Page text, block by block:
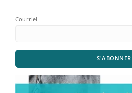
Courriel
S'ABONNER